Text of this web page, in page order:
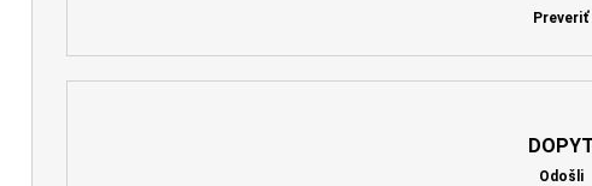
Preveriť
DOPYT
Odošli